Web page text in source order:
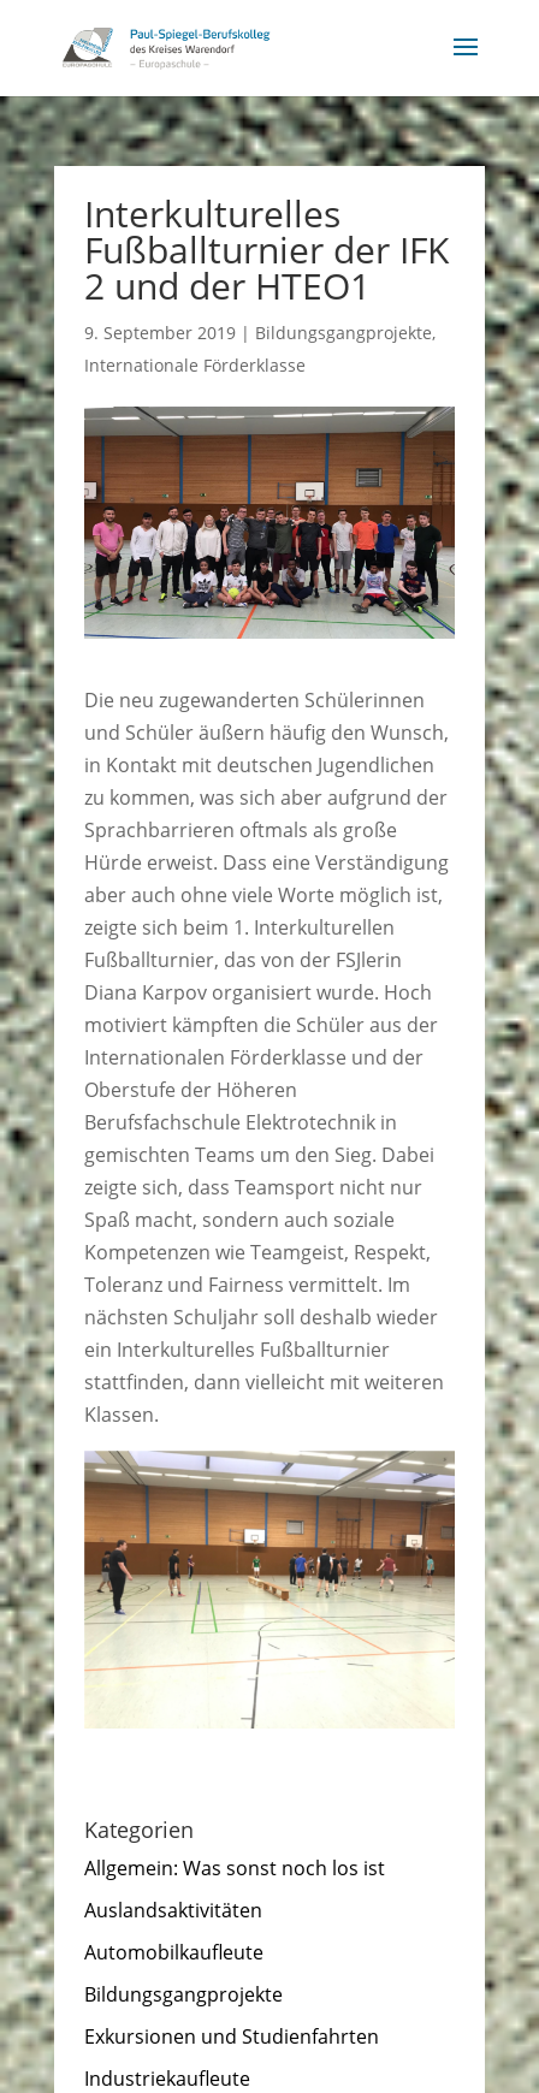
Interkulturelles
Fußballturnier der IFK
2 und der HTEO1
9. September 2019| Bildungsgangprojekte,
Internationale Förderklasse
Die neu zugewanderten Schülerinnen
und Schüler äußern häufig den Wunsch,
in Kontakt mit deutschen Jugendlichen
zu kommen, was sich aber aufgrund der
Sprachbarrieren oftmals als große
Hürde erweist. Dass eine Verständigung
aber auch ohne viele Worte möglich ist,
zeigte sich beim 1. Interkulturellen
Fußballturnier, das von der FSJlerin
Diana Karpov organisiert wurde. Hoch
motiviert kämpften die Schüler aus der
Internationalen Förderklasse und der
Oberstufe der Höheren
Berufsfachschule Elektrotechnik in
gemischten Teams um den Sieg. Dabei
zeigte sich, dass Teamsport nicht nur
Spaß macht, sondern auch soziale
Kompetenzen wie Teamgeist, Respekt,
Toleranz und Fairness vermittelt. Im
nächsten Schuljahr soll deshalb wieder
ein Interkulturelles Fußballturnier
stattfinden, dann vielleicht mit weiteren
Klassen.
Kategorien
Allgemein: Was sonst noch los ist
Auslandsaktivitäten
Automobilkaufleute
Bildungsgangprojekte
Exkursionen und Studienfahrten
Industriekaufleute